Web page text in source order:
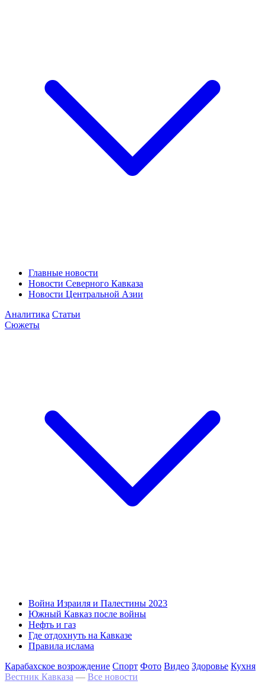
Главные новости
Новости Северного Кавказа
Новости Центральной Азии
Аналитика Статьи
Сюжеты
Война Израиля и Палестины 2023
Южный Кавказ после войны
Нефть и газ
Где отдохнуть на Кавказе
Правила ислама
Карабахское возрождение Спорт Фото Видео Здоровье Кухня
Вестник Кавказа — Все новости